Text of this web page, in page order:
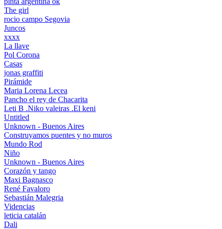
The girl
rocio campo Segovia
Juncos
xxxx
La llave
Pol Corona
Casas
jonas graffiti
Pirámide
Maria Lorena Lecea
Pancho el rey de Chacarita
Leti B .Niko valeiras .El keni
Untitled
Unknown - Buenos Aires
Construyamos puentes y no muros
Mundo Rod
Niño
Unknown - Buenos Aires
Corazón y tango
Maxi Bagnasco
René Favaloro
Sebastián Malegria
Videncias
leticia catalán
Dali